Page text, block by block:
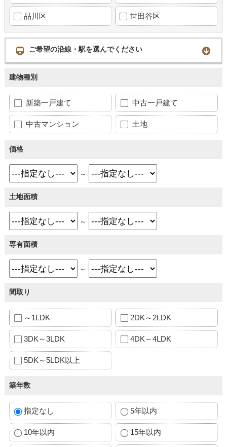
品川区 世田谷区
ご希望の沿線・駅を選んでください
建物種別
新築一戸建て 中古一戸建て
中古マンション 土地
価格
～
土地面積
～
専有面積
～
間取り
～1LDK 2DK～2LDK
3DK～3LDK 4DK～4LDK
5DK～5LDK以上
築年数
指定なし 5年以内
10年以内 15年以内